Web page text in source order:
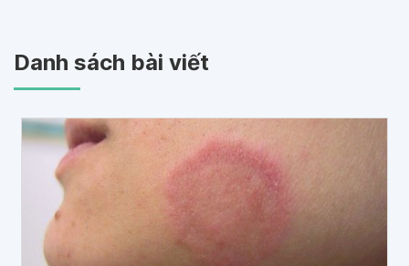
Danh sách bài viết